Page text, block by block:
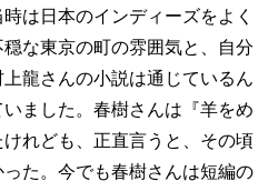
は日本のインディーズをよく
な東京の町の雰囲気と、自分
龍さんの小説は通じているん
ました。春樹さんは『羊をめ
れども、正直言うと、その頃
た。今でも春樹さんは短編の